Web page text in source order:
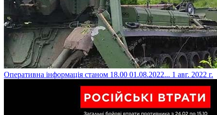
​Оперативна інформація станом 18.00 01.08.2022... 1 авг. 2022 г.